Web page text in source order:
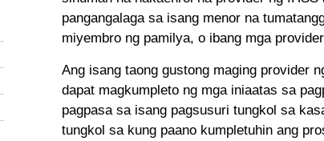
pangangalaga sa isang menor na
miyembro ng pamilya, o ibang mga
Ang isang taong gustong maging provider
dapat magkumpleto ng mga iniaatas sa
pagpasa sa isang pagsusuri tungkol sa
tungkol sa kung paano kumpletuhin ang